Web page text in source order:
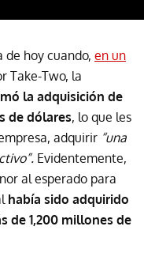
de hoy cuando, en un
Take-Two, la
la adquisición de
de dólares, lo que les
adquirir “una
Evidentemente,
al esperado para
había sido adquirido
de 1,200 millones de